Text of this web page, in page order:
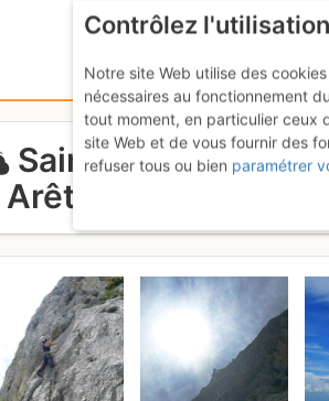
Sainte Victoire -
Arête du Grand
Contrôlez
Notre site Web utilise des
nécessaires au fonctionnement
tout moment, en particulier ceux
site Web et de vous fournir des
refuser tous ou bien paramétrer